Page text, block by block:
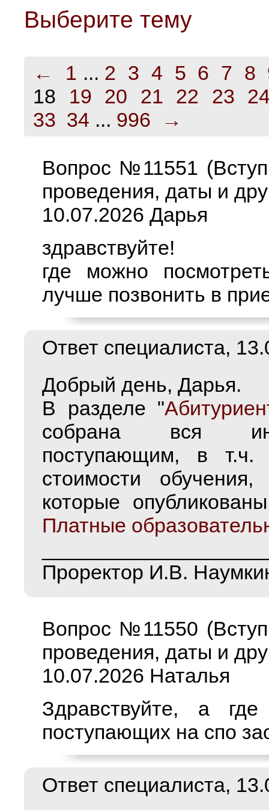
Выберите тему
← 1 ... 2 3 4 5 6 7 8
18
19 20 21 22 23
33 34 ... 996 →
Вопрос №11551
проведения, даты и
10.07.2026 Дарья
здравствуйте!
где можно
лучше позвонить в
Ответ специалиста,
Добрый день, Дарья.
В разделе "
собрана вся
поступающим, в
стоимости
которые
Платные
Проректор И.В.
Вопрос №11550
проведения, даты и
10.07.2026 Наталья
Здравствуйте, а
поступающих на спо
Ответ специалиста,